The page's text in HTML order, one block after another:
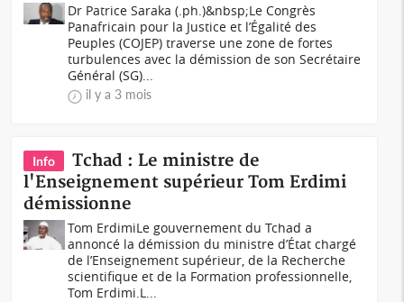
Dr Patrice Saraka (.ph.)&nbsp;Le Congrès
Panafricain pour la Justice et l’Égalité des
Peuples (COJEP) traverse une zone de fortes
turbulences avec la démission de son Secrétaire
Général (SG)...
il y a 3 mois
Info
Tchad : Le ministre de
l'Enseignement supérieur Tom Erdimi
démissionne
Tom ErdimiLe gouvernement du Tchad a
annoncé la démission du ministre d’État chargé
de l’Enseignement supérieur, de la Recherche
scientifique et de la Formation professionnelle,
Tom Erdimi.L...